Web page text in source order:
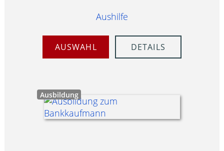
Aushilfe
AUSWAHL DETAILS
Ausbildung